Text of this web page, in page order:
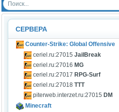
СЕРВЕРА
Counter-Strike: Global Offensive
ceriel.ru:27015 JailBreak
ceriel.ru:27016 MG
ceriel.ru:27017 RPG-Surf
ceriel.ru:27018 TTT
piterweb.interzet.ru:27015 DM
Minecraft